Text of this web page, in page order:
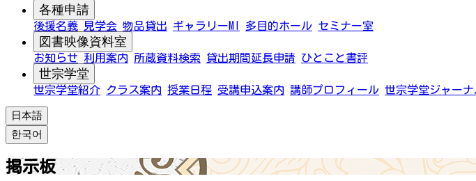
各種申請
後援名義 見学会 物品貸出 ギャラリーMI 多目的ホール セミナー室
図書映像資料室
お知らせ 利用案内 所蔵資料検索 貸出期間延長申請 ひとこと書評
世宗学堂
世宗学堂紹介 クラス案内 授業日程 受講申込案内 講師プロフィール 世宗学堂ジャーナ
日本語
한국어
掲示板